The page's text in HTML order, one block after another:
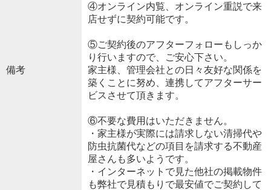
備考
④オンライン内覧、オンライン重説で来
店せずに契約可能です。
⑤ご契約後のアフターフォローもしっか
り行いますので、ご安心下さい。
家主様、管理会社との日々友好な関係を
築くことに努め、連携してアフターサー
ビスさせて頂きます。
⑥不要な費用はいただきません。
・家主様が実際には請求しない清掃代や
防虫抗菌代などの項目を請求する不動産
屋さんも多いようです。
・インターネットで見た他社の掲載物件
も弊社で見積もりで最安値でご契約して